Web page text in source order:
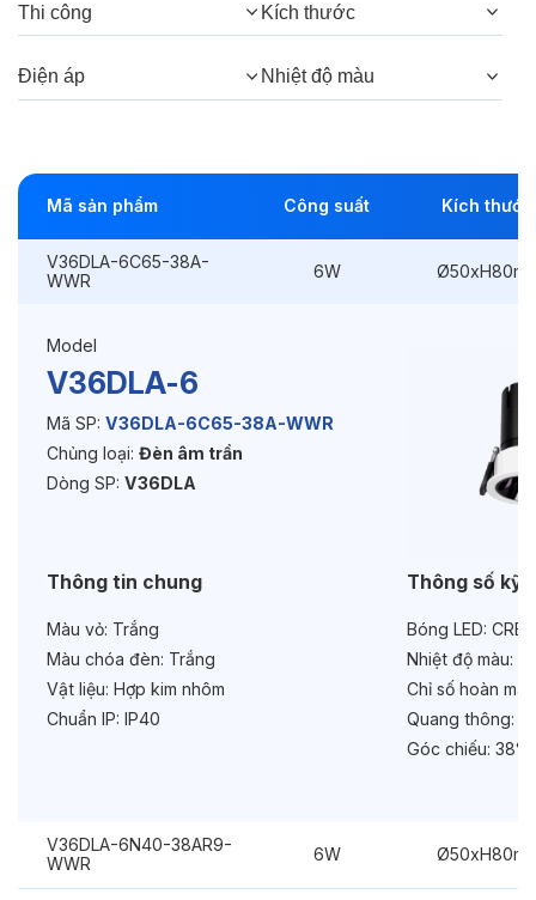
Thông số Điện & Lắp đặt
Điều hướng:
Có chỉnh hướng
Kích thướcØ50xH80mm
Điện áp: 220VAC, 50Hz
Độ bền & tùy chọn mở rộng
Chức năng:
Thi công Kích thước
Điện áp Nhiệt độ màu
Mã sản phẩm Công suất Kích thước
V36DLA-6C65-38A-
WWR
6W
Model
V36DLA-6
Mã SP: V36DLA-6C65-38A-WWR
Chủng loại: Đèn âm trần
Dòng SP: V36DLA
Thông tin chung
Màu vỏ: Trắng
Màu chóa đèn: Trắng
Vật liệu: Hợp kim nhôm
Chuẩn IP: IP40
Thông số kỹ
Bóng LED:
Nhiệt độ màu:
Chỉ số hoàn
Quang thông:
Góc chiếu: 38°
V36DLA-6N40-38AR9-
WWR
6W